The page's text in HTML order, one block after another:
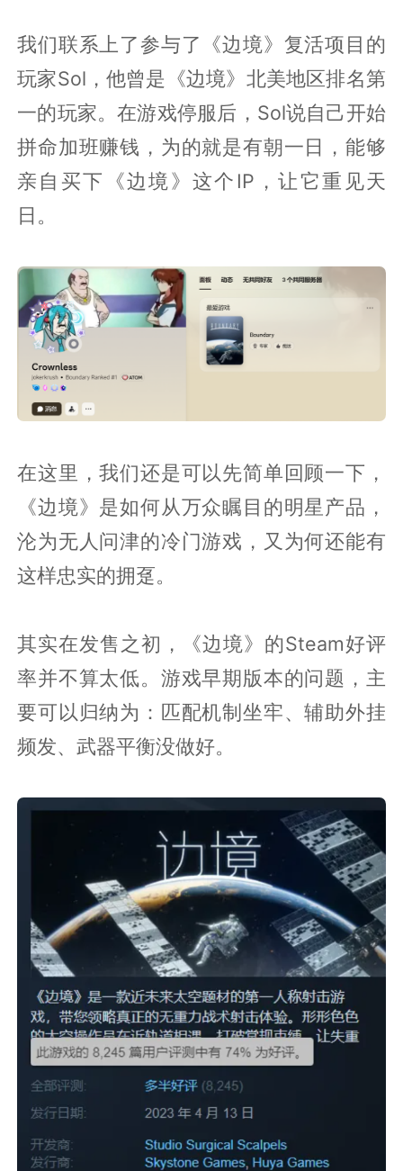
我们联系上了参与了《边境》复活项目的
玩家Sol，他曾是《边境》北美地区排名第
一的玩家。在游戏停服后，Sol说自己开始
拼命加班赚钱，为的就是有朝一日，能够
亲自买下《边境》这个IP，让它重见天
日。
在这里，我们还是可以先简单回顾一下，
《边境》是如何从万众瞩目的明星产品，
沦为无人问津的冷门游戏，又为何还能有
这样忠实的拥趸。
其实在发售之初，《边境》的Steam好评
率并不算太低。游戏早期版本的问题，主
要可以归纳为：匹配机制坐牢、辅助外挂
频发、武器平衡没做好。